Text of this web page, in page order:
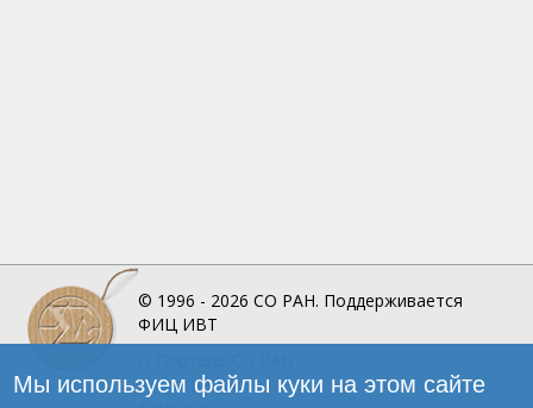
© 1996 - 2026 СО РАН. Поддерживается
ФИЦ ИВТ
Инфографика
Мы используем файлы куки на этом сайте